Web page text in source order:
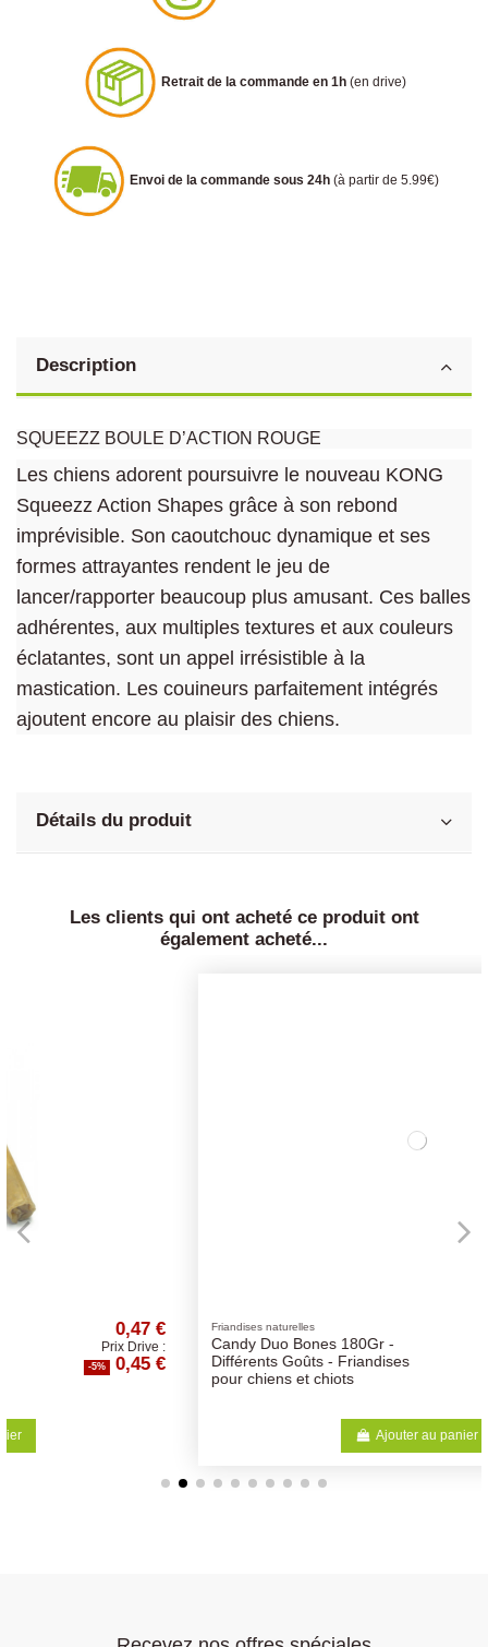
Retrait de la commande en 1h (en drive)
Envoi de la commande sous 24h (à partir de 5.99€)
Description
SQUEEZZ BOULE D’ACTION ROUGE
Les chiens adorent poursuivre le nouveau KONG
Squeezz Action Shapes grâce à son rebond
imprévisible. Son caoutchouc dynamique et ses
formes attrayantes rendent le jeu de
lancer/rapporter beaucoup plus amusant. Ces balles
adhérentes, aux multiples textures et aux couleurs
éclatantes, sont un appel irrésistible à la
mastication. Les couineurs parfaitement intégrés
ajoutent encore au plaisir des chiens.
Détails du produit
Les clients qui ont acheté ce produit ont
également acheté...
Friandises naturelles
Candy Duo Bones 180Gr -
Différents Goûts - Friandises
pour chiens et chiots
-5%